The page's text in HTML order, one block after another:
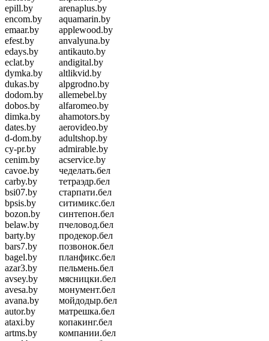
epill.by
encom.by
emaar.by
efest.by
edays.by
eclat.by
dymka.by
dukas.by
dodom.by
dobos.by
dimka.by
dates.by
d-dom.by
cy-pr.by
cenim.by
cavoe.by
carby.by
bsi07.by
bpsis.by
bozon.by
belaw.by
barty.by
bars7.by
bagel.by
azar3.by
avsey.by
avesa.by
avana.by
autor.by
ataxi.by
artms.by
arenaplus.by
aquamarin.by
applewood.by
anvalyuna.by
antikauto.by
andigital.by
altlikvid.by
alpgrodno.by
allemebel.by
alfaromeo.by
ahamotors.by
aerovideo.by
adultshop.by
admirable.by
acservice.by
чеделать.бел
тетраэдр.бел
старпати.бел
ситимикс.бел
синтепон.бел
пчеловод.бел
продекор.бел
позвонок.бел
планфикс.бел
пельмень.бел
мясницки.бел
монумент.бел
мойдодыр.бел
матрешка.бел
копакинг.бел
компании.бел